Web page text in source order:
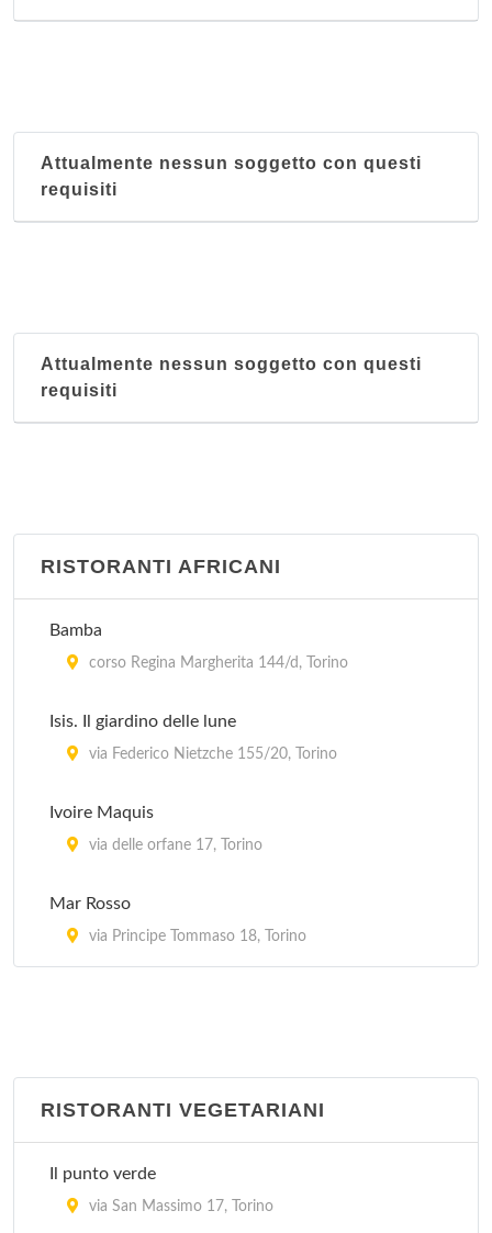
Attualmente nessun soggetto con questi
requisiti
Attualmente nessun soggetto con questi
requisiti
RISTORANTI AFRICANI
Bamba
corso Regina Margherita 144/d, Torino
Isis. Il giardino delle lune
via Federico Nietzche 155/20, Torino
Ivoire Maquis
via delle orfane 17, Torino
Mar Rosso
via Principe Tommaso 18, Torino
RISTORANTI VEGETARIANI
Il punto verde
via San Massimo 17, Torino